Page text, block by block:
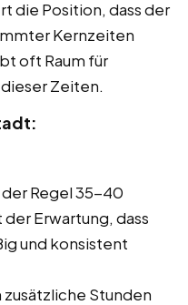
die Position, dass der
Kernzeiten
oft Raum für
Zeiten.
Regel 35-40
Erwartung, dass
und konsistent
Stunden